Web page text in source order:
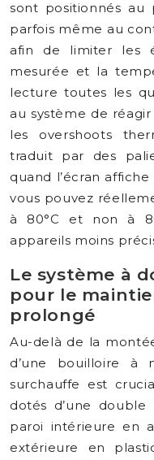
sont positionnés au
parfois même au
afin de limiter les
mesurée et la
lecture toutes les
au système de
les overshoots
traduit par des
quand l’écran
vous pouvez
à 80°C et non à
appareils moins
Le système à
pour le
prolongé
Au-delà de la
d’une bouilloire à
surchauffe est
dotés d’une
paroi intérieure en
extérieure en